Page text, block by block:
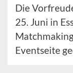
Die
25. Juni in
Eventseite